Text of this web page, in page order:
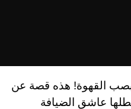
بصب القهوة! هذه قصة عن
عاشق الضيافة